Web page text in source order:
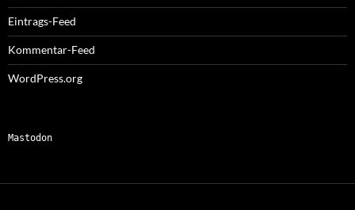
Eintrags-Feed
Kommentar-Feed
WordPress.org
Mastodon